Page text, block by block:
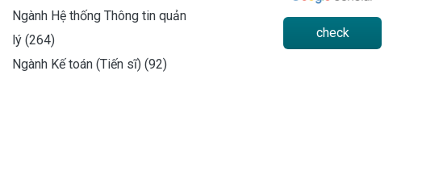
Ngành Hệ thống Thông tin quản
lý (264)
Ngành Kế toán (Tiến sĩ) (92)
check